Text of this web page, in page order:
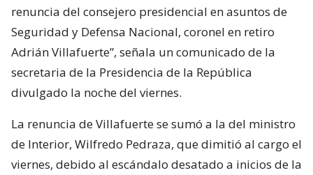
renuncia del consejero presidencial en asuntos de
Seguridad y Defensa Nacional, coronel en retiro
Adrián Villafuerte”, señala un comunicado de la
secretaria de la Presidencia de la República
divulgado la noche del viernes.
La renuncia de Villafuerte se sumó a la del ministro
de Interior, Wilfredo Pedraza, que dimitió al cargo el
viernes, debido al escándalo desatado a inicios de la